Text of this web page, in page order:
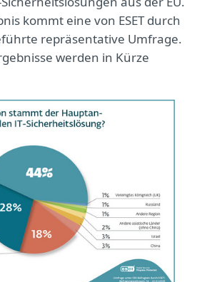
kommt eine von ESET durch
repräsentative Umfrage.
werden in Kürze